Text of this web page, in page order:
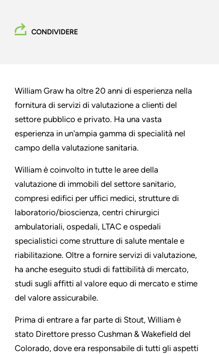
CONDIVIDERE
William Graw ha oltre 20 anni di esperienza nella
fornitura di servizi di valutazione a clienti del
settore pubblico e privato. Ha una vasta
esperienza in un'ampia gamma di specialità nel
campo della valutazione sanitaria.
William è coinvolto in tutte le aree della
valutazione di immobili del settore sanitario,
compresi edifici per uffici medici, strutture di
laboratorio/bioscienza, centri chirurgici
ambulatoriali, ospedali, LTAC e ospedali
specialistici come strutture di salute mentale e
riabilitazione. Oltre a fornire servizi di valutazione,
ha anche eseguito studi di fattibilità di mercato,
studi sugli affitti al valore equo di mercato e stime
del valore assicurabile.
Prima di entrare a far parte di Stout, William è
stato Direttore presso Cushman & Wakefield del
Colorado, dove era responsabile di tutti gli aspetti